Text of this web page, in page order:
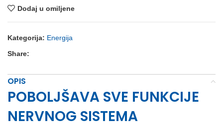
Dodaj u omiljene
Kategorija: Energija
Share:
OPIS
POBOLJŠAVA SVE FUNKCIJE
NERVNOG SISTEMA